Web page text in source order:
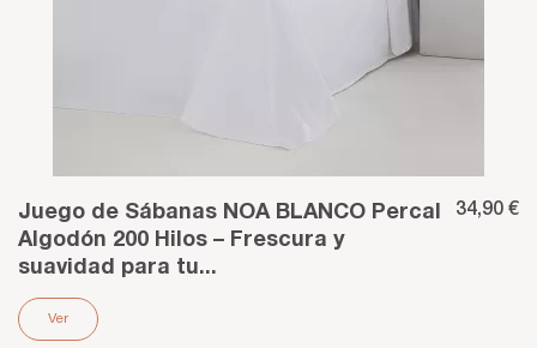
Juego de Sábanas NOA BLANCO Percal
Algodón 200 Hilos – Frescura y
suavidad para tu...
34,90 €
Ver